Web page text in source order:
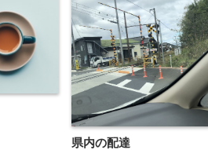
県内の配達